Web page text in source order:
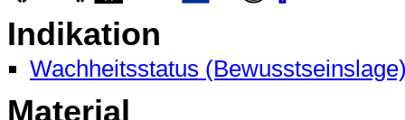
Indikation
Wachheitsstatus
Material